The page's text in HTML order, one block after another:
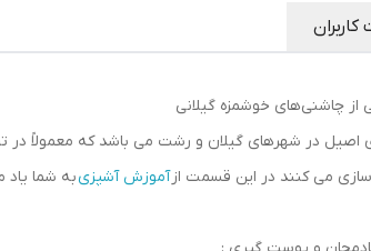
کاربران
از چاشنی‌های خوشمزه گیلانی
در شهرهای گیلان و رشت می باشد که معمولاً در
می کنند در این قسمت ازآموزش آشپزیبه شما یاد